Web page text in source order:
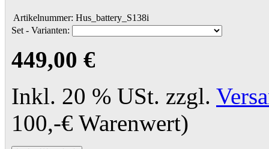
Artikelnummer: Hus_battery_S138i
Set - Varianten:
449,00 €
Inkl. 20 % USt. zzgl.
100,-€ Warenwert)